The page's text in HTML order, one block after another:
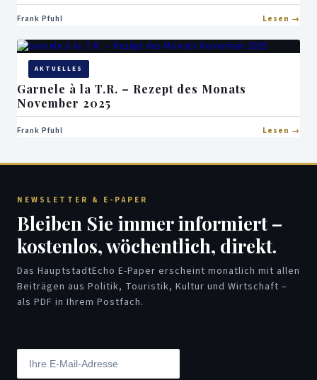
Frank Pfuhl Lesen
AKTUELLES
Garnele à la T.R. – Rezept des Monats
November 2025
Frank Pfuhl Lesen
NEWSLETTER & E-PAPER
Bleiben Sie immer informiert –
kostenlos, wöchentlich, direkt.
Das HauptstadtEcho E-Paper erscheint monatlich mit allen
Beiträgen aus Politik, Touristik, Kultur und Wirtschaft –
als PDF in Ihrem Postfach.